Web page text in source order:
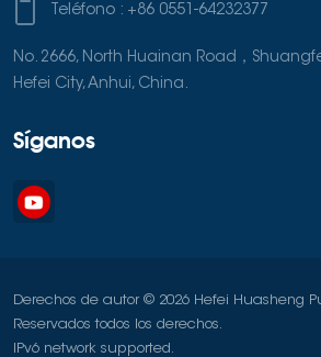
Teléfono : +86 0551-64232377
No. 2666, North Huainan Road，
Hefei City, Anhui, China.
Síganos
Derechos de autor © 2026 Hefei Huasheng
Reservados todos los derechos.
IPv6 network supported.